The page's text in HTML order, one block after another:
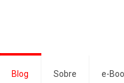
Blog Sobre e-